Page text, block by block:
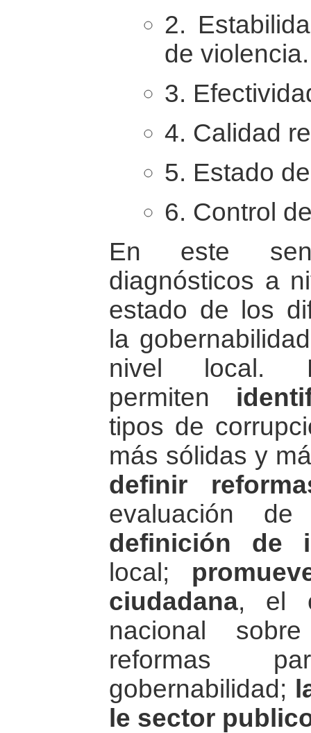
2.
de violencia.
3.
4. Calidad
5. Estado
6. Control
En este
diagnósticos a
estado de los
la
nivel local.
permiten
tipos de
más sólidas y
definir
evaluación
definición de
local;
ciudadana, el
nacional
reformas
gobernabilidad;
le sector